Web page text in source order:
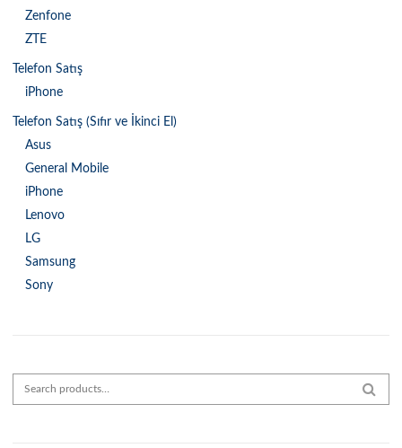
Zenfone
ZTE
Telefon Satış
iPhone
Telefon Satış (Sıfır ve İkinci El)
Asus
General Mobile
iPhone
Lenovo
LG
Samsung
Sony
Search for: